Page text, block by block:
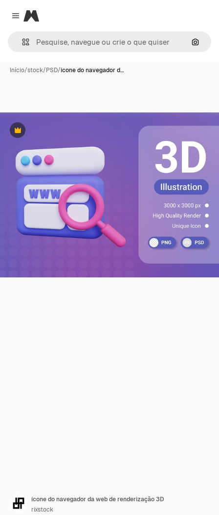
Close menu
Magnific
Início/stock/PSD/ícone do navegador d…
Premium
ícone do navegador da web de renderização 3D
rixstock